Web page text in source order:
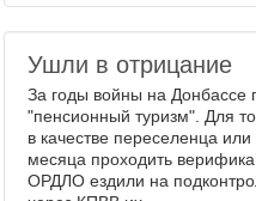
Ушли в отрицание
За годы войны на Донбассе
"пенсионный туризм". Для
в качестве переселенца
месяца проходить
ОРДЛО ездили на